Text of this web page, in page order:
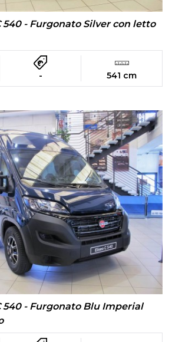
540 - Furgonato Silver con letto
- 541 cm
540 - Furgonato Blu Imperial